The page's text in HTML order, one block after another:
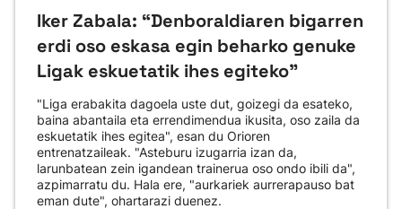
Iker Zabala: “Denboraldiaren bigarren
erdi oso eskasa egin beharko genuke
Ligak eskuetatik ihes egiteko"
"Liga erabakita dagoela uste dut, goizegi da esateko,
baina abantaila eta errendimendua ikusita, oso zaila da
eskuetatik ihes egitea", esan du Orioren
entrenatzaileak. "Asteburu izugarria izan da,
larunbatean zein igandean trainerua oso ondo ibili da",
azpimarratu du. Hala ere, "aurkariek aurrerapauso bat
eman dute", ohartarazi duenez.